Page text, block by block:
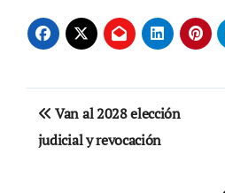
Navegación
de
Van al 2028 elección
judicial y revocación